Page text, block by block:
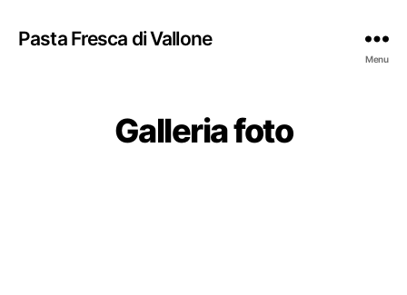
Pasta Fresca di Vallone
Menu
Galleria foto